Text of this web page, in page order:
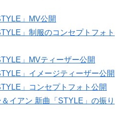
」MV公開
」制服のコンセプトフォト
」MVティーザー公開
」イメージティーザー公開
」コンセプトフォト公開
イアン 新曲「STYLE」の振り